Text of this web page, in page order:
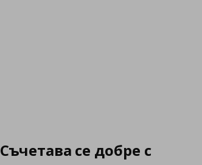
Съчетава се добре с